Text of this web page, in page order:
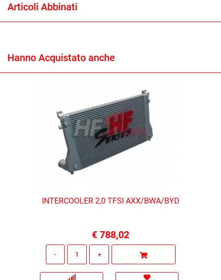
Articoli Abbinati
Hanno Acquistato anche
INTERCOOLER 2,0 TFSI AXX/BWA/BYD
€ 788,02